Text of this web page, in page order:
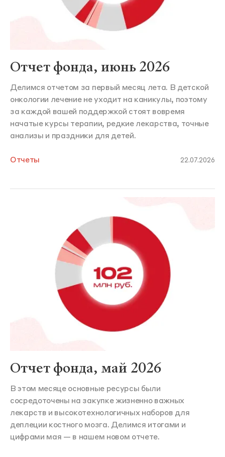
Отчет фонда, июнь 2026
Делимся отчетом за первый месяц лета. В детской
онкологии лечение не уходит на каникулы, поэтому
за каждой вашей поддержкой стоят вовремя
начатые курсы терапии, редкие лекарства, точные
анализы и праздники для детей.
Отчеты 22.07.2026
Отчет фонда, май 2026
В этом месяце основные ресурсы были
сосредоточены на закупке жизненно важных
лекарств и высокотехнологичных наборов для
деплеции костного мозга. Делимся итогами и
цифрами мая — в нашем новом отчете.